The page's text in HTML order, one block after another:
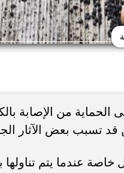
الحماية من الإصابة
تسبب بعض الآثار
خاصة عندما يتم